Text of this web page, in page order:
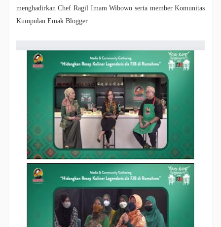
menghadirkan Chef Ragil Imam Wibowo serta member Komunitas
Kumpulan Emak Blogger.